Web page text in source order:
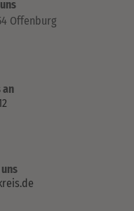
Offenburg
an